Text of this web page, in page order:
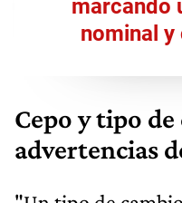
marcando
nominal
Cepo y tipo
advertencias